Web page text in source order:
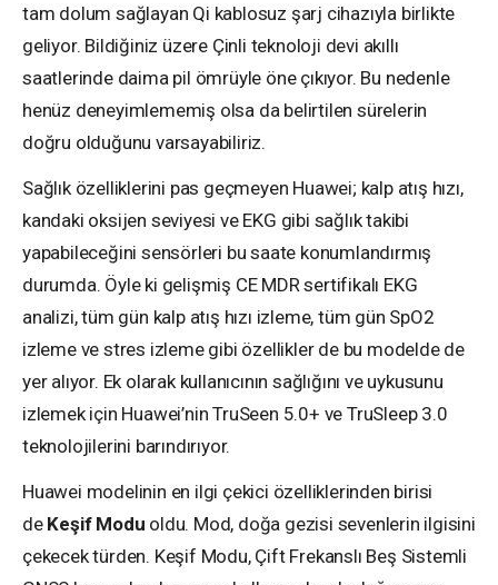
tam dolum sağlayan Qi kablosuz şarj cihazıyla birlikte
geliyor. Bildiğiniz üzere Çinli teknoloji devi akıllı
saatlerinde daima pil ömrüyle öne çıkıyor. Bu nedenle
henüz deneyimlememiş olsa da belirtilen sürelerin
doğru olduğunu varsayabiliriz.
Sağlık özelliklerini pas geçmeyen Huawei; kalp atış hızı,
kandaki oksijen seviyesi ve EKG gibi sağlık takibi
yapabileceğini sensörleri bu saate konumlandırmış
durumda. Öyle ki gelişmiş CE MDR sertifikalı EKG
analizi, tüm gün kalp atış hızı izleme, tüm gün SpO2
izleme ve stres izleme gibi özellikler de bu modelde de
yer alıyor. Ek olarak kullanıcının sağlığını ve uykusunu
izlemek için Huawei’nin TruSeen 5.0+ ve TruSleep 3.0
teknolojilerini barındırıyor.
Huawei modelinin en ilgi çekici özelliklerinden birisi
de Keşif Modu oldu. Mod, doğa gezisi sevenlerin ilgisini
çekecek türden. Keşif Modu, Çift Frekanslı Beş Sistemli